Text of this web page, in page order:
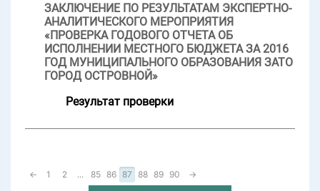
ЗАКЛЮЧЕНИЕ ПО РЕЗУЛЬТАТАМ ЭКСПЕРТНО-
АНАЛИТИЧЕСКОГО МЕРОПРИЯТИЯ
«ПРОВЕРКА ГОДОВОГО ОТЧЕТА ОБ
ИСПОЛНЕНИИ МЕСТНОГО БЮДЖЕТА ЗА 2016
ГОД МУНИЦИПАЛЬНОГО ОБРАЗОВАНИЯ ЗАТО
ГОРОД ОСТРОВНОЙ»
Результат проверки
← 1 2 ... 85 86 87 88 89 90 →